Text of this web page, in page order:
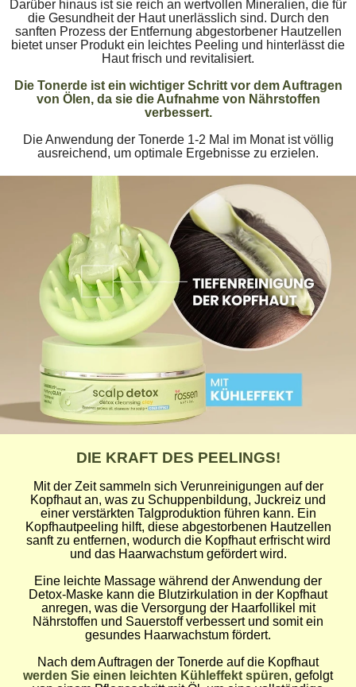
Darüber hinaus ist sie reich an wertvollen Mineralien, die für
die Gesundheit der Haut unerlässlich sind. Durch den
sanften Prozess der Entfernung abgestorbener Hautzellen
bietet unser Produkt ein leichtes Peeling und hinterlässt die
Haut frisch und revitalisiert.
Die Tonerde ist ein wichtiger Schritt vor dem Auftragen
von Ölen, da sie die Aufnahme von Nährstoffen
verbessert.
Die Anwendung der Tonerde 1-2 Mal im Monat ist völlig
ausreichend, um optimale Ergebnisse zu erzielen.
DIE KRAFT DES PEELINGS!
Mit der Zeit sammeln sich Verunreinigungen auf der
Kopfhaut an, was zu Schuppenbildung, Juckreiz und
einer verstärkten Talgproduktion führen kann. Ein
Kopfhautpeeling hilft, diese abgestorbenen Hautzellen
sanft zu entfernen, wodurch die Kopfhaut erfrischt wird
und das Haarwachstum gefördert wird.
Eine leichte Massage während der Anwendung der
Detox-Maske kann die Blutzirkulation in der Kopfhaut
anregen, was die Versorgung der Haarfollikel mit
Nährstoffen und Sauerstoff verbessert und somit ein
gesundes Haarwachstum fördert.
Nach dem Auftragen der Tonerde auf die Kopfhaut
werden Sie einen leichten Kühleffekt spüren, gefolgt